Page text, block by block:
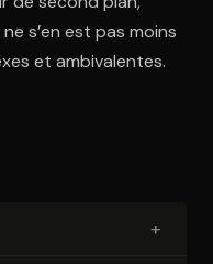
s’en est pas moins
et ambivalentes.
+